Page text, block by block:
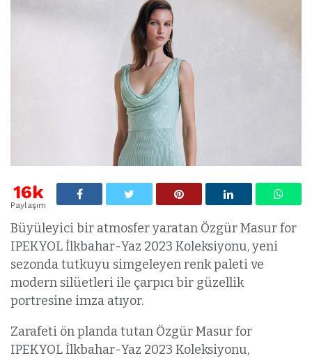
16k
Paylaşım
Büyüleyici bir atmosfer yaratan Özgür Masur for
IPEKYOL İlkbahar-Yaz 2023 Koleksiyonu, yeni
sezonda tutkuyu simgeleyen renk paleti ve
modern silüetleri ile çarpıcı bir güzellik
portresine imza atıyor.
Zarafeti ön planda tutan Özgür Masur for
IPEKYOL İlkbahar-Yaz 2023 Koleksiyonu,